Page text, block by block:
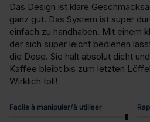
Das Design ist klare
ganz gut. Das System ist super
einfach zu handhaben. Mit einem
der sich super leicht bedienen
die Dose. Sie hält absolut dicht
Kaffee bleibt bis zum letzten
Wirklich toll!
Facile à manipuler/à utiliser